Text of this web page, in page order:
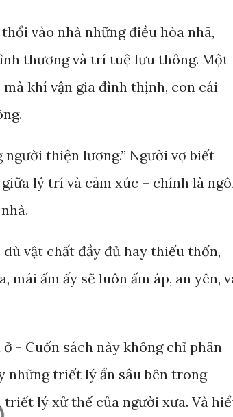
vào nhà những điều hòa nhã,
thương và trí tuệ lưu thông. Một
khí vận gia đình thịnh, con cái
thiện lương.” Người vợ biết
lý trí và cảm xúc – chính là
vật chất đầy đủ hay thiếu thốn,
mái ấm ấy sẽ luôn ấm áp, an yên,
- Cuốn sách này không chỉ phân
những triết lý ẩn sâu bên trong
lý xử thế của người xưa. Và